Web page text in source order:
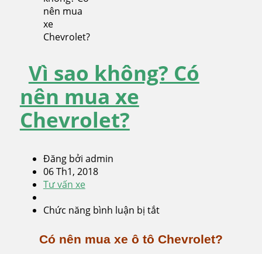
Vì sao không? Có
nên mua xe
Chevrolet?
Đăng bởi admin
06 Th1, 2018
Tư vấn xe
Chức năng bình luận bị tắtở
sao
Có nên mua xe ô tô Chevrolet?